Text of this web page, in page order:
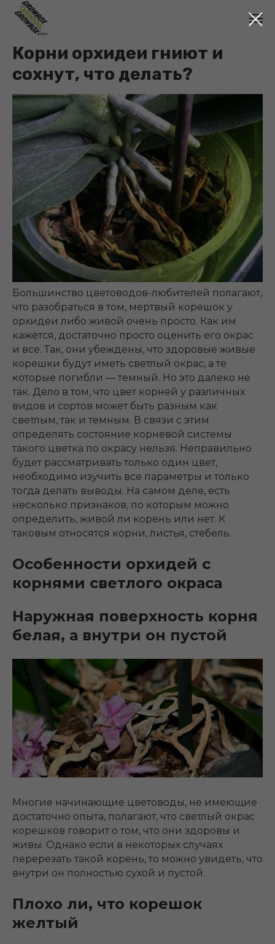
Корни орхидеи гниют и
сохнут, что делать?
Большинство цветоводов-любителей полагают,
что разобраться в том, мертвый корешок у
орхидеи либо живой очень просто. Как им
кажется, достаточно просто оценить его окрас
и все. Так, они убеждены, что здоровые живые
корешки будут иметь светлый окрас, а те
которые погибли ― темный. Но это далеко не
так. Дело в том, что цвет корней у различных
видов и сортов может быть разным как
светлым, так и темным. В связи с этим
определять состояние корневой системы
такого цветка по окрасу нельзя. Неправильно
будет рассматривать только один цвет,
необходимо изучить все параметры и только
тогда делать выводы. На самом деле, есть
несколько признаков, по которым можно
определить, живой ли корень или нет. К
таковым относятся корни, листья, стебель.
Особенности орхидей с
корнями светлого окраса
Наружная поверхность корня
белая, а внутри он пустой
Многие начинающие цветоводы, не имеющие
достаточно опыта, полагают, что светлый окрас
корешков говорит о том, что они здоровы и
живы. Однако если в некоторых случаях
перерезать такой корень, то можно увидеть, что
внутри он полностью сухой и пустой.
Плохо ли, что корешок
желтый